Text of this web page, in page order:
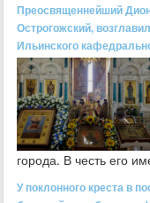
Преосвященнейший
Острогожский,
Ильинского
города. В честь его
У поклонного креста в